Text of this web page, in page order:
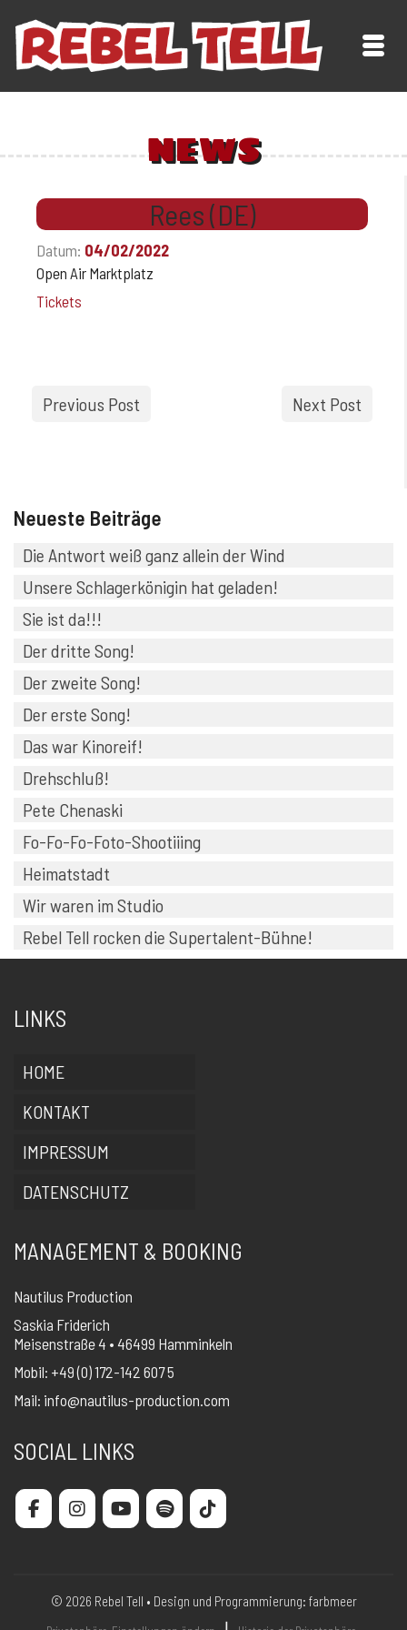
NEWS
Rees (DE)
Datum: 04/02/2022
Open Air Marktplatz
Tickets
Previous Post Next Post
Neueste Beiträge
Die Antwort weiß ganz allein der Wind
Unsere Schlagerkönigin hat geladen!
Sie ist da!!!
Der dritte Song!
Der zweite Song!
Der erste Song!
Das war Kinoreif!
Drehschluß!
Pete Chenaski
Fo-Fo-Fo-Foto-Shootiiing
Heimatstadt
Wir waren im Studio
Rebel Tell rocken die Supertalent-Bühne!
LINKS
HOME
KONTAKT
IMPRESSUM
DATENSCHUTZ
MANAGEMENT & BOOKING
Nautilus Production
Saskia Friderich
Meisenstraße 4 • 46499 Hamminkeln
Mobil: +49 (0) 172-142 607 5
Mail: info@nautilus-production.com
SOCIAL LINKS
© 2026 Rebel Tell • Design und Programmierung: farbmeer